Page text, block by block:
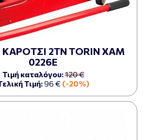
2ΤΝ TORIN ΧΑΜ
0226Ε
Τιμή καταλόγου:120 €
Τιμή:96 € (-20%)